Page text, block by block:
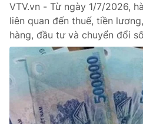
Photo
Video
VTV Money
VTV Sức khoẻ
VTV.vn - Từ ngày 1/7/2026,
liên quan đến thuế, tiền
hàng, đầu tư và chuyển đổi